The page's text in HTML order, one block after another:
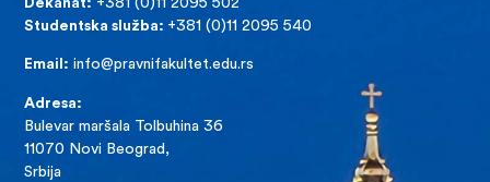
Dekanat: +381 (0)11 2095 502
Studentska služba: +381 (0)11 2095 540
Email: info@pravnifakultet.edu.rs
Adresa:
Bulevar maršala Tolbuhina 36
11070 Novi Beograd,
Srbija